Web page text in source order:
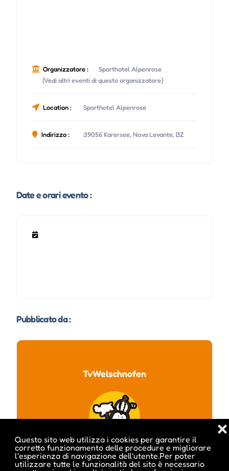
Questo sito web utilizza i cookies per garantire il
corretto funzionamento delle procedure e migliorare
l'esperienza di navigazione dell'utente.Per poter
utilizzare tutte le funzionalità del sito è necessario
❌
Organizzatore :
Sporthotel Alpenrose
(Vedi altri eventi di questo organizzatore)
Location : Sporthotel Alpenrose
Indirizzo : 39056 Karersee, Nova Levante, BZ
Date e orari evento :
Pubblicato da :
TvWelschnofen